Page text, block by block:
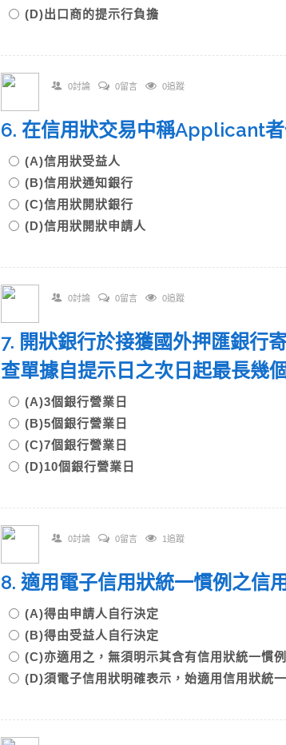
(D)出口商的提示行負擔
0討論 0留言 0追蹤
6. 在信用狀交易中稱Applicant
(A)信用狀受益人
(B)信用狀通知銀行
(C)信用狀開狀銀行
(D)信用狀開狀申請人
0討論 0留言 0追蹤
7. 開狀銀行於接獲國外押匯銀行
查單據自提示日之次日起最長幾
(A)3個銀行營業日
(B)5個銀行營業日
(C)7個銀行營業日
(D)10個銀行營業日
0討論 0留言 1追蹤
8. 適用電子信用狀統一慣例之信
(A)得由申請人自行決定
(B)得由受益人自行決定
(C)亦適用之，無須明示其含有信用狀統一慣
(D)須電子信用狀明確表示，始適用信用狀統